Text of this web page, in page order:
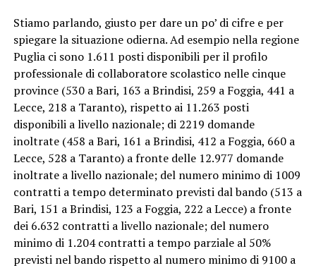
Stiamo parlando, giusto per dare un po’ di cifre e per
spiegare la situazione odierna. Ad esempio nella regione
Puglia ci sono 1.611 posti disponibili per il profilo
professionale di collaboratore scolastico nelle cinque
province (530 a Bari, 163 a Brindisi, 259 a Foggia, 441 a
Lecce, 218 a Taranto), rispetto ai 11.263 posti
disponibili a livello nazionale; di 2219 domande
inoltrate (458 a Bari, 161 a Brindisi, 412 a Foggia, 660 a
Lecce, 528 a Taranto) a fronte delle 12.977 domande
inoltrate a livello nazionale; del numero minimo di 1009
contratti a tempo determinato previsti dal bando (513 a
Bari, 151 a Brindisi, 123 a Foggia, 222 a Lecce) a fronte
dei 6.632 contratti a livello nazionale; del numero
minimo di 1.204 contratti a tempo parziale al 50%
previsti nel bando rispetto al numero minimo di 9100 a